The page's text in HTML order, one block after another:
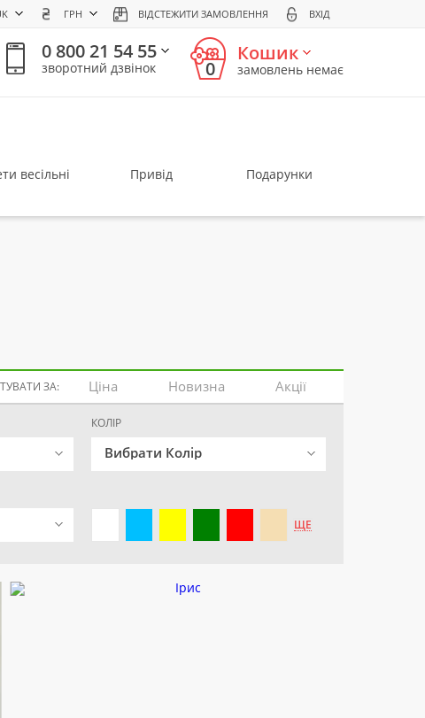
ГРН ВІДСТЕЖИТИ ЗАМОВЛЕННЯ ВХІД
0 800 21 54 55
зворотний дзвінок 0
Кошик
замовлень немає
весільні Привід Подарунки
ЗА: Ціна Новизна Акції
КОЛІР
Вибрати Колір
ЩЕ